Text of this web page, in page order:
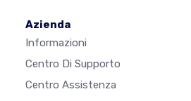
Azienda
Informazioni
Centro Di Supporto
Centro Assistenza